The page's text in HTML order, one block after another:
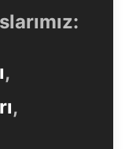
,
,